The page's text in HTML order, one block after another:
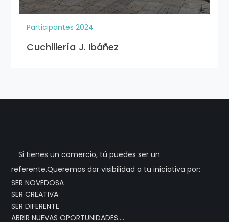
Participantes 2024
Si tienes un comercio, tú puedes ser un
referente.Queremos dar visibilidad a tu iniciativa por:
SER NOVEDOSA
SER CREATIVA